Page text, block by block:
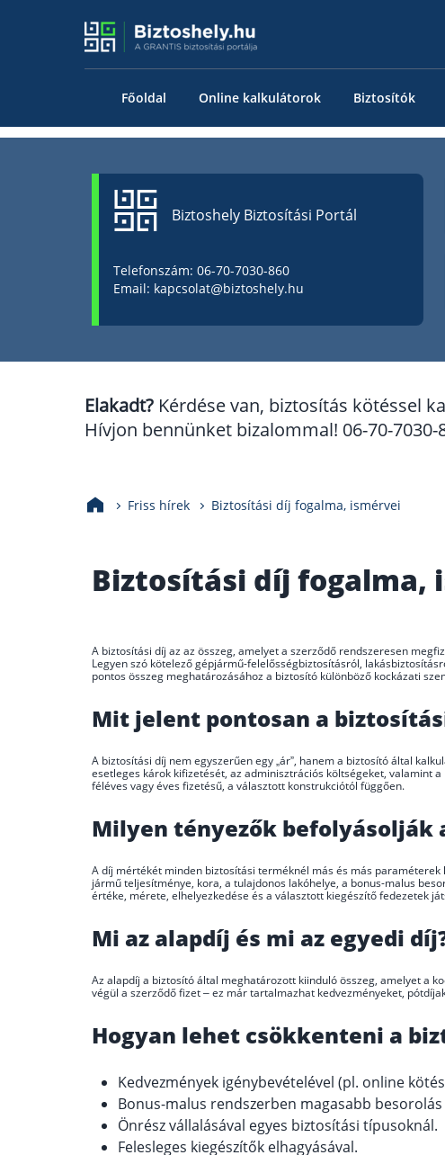
Főoldal Online kalkulátorok Biztosítók
Biztoshely Biztosítási Portál
Telefonszám: 06-70-7030-860
Email: kapcsolat@biztoshely.hu
Elakadt? Kérdése van, biztosítás kötéssel
Hívjon bennünket bizalommal! 06-70-
Friss hírek Biztosítási díj fogalma, ismérvei
Biztosítási díj fogalma,
A biztosítási díj az az összeg, amelyet a szerződő rendszeresen
Legyen szó kötelező gépjármű-felelősségbiztosításról,
pontos összeg meghatározásához a biztosító különböző kockázati
Mit jelent pontosan a
A biztosítási díj nem egyszerűen egy „ár”, hanem a biztosító által
esetleges károk kifizetését, az adminisztrációs költségeket, valamint
féléves vagy éves fizetésű, a választott konstrukciótól függően.
Milyen tényezők befolyásolják
A díj mértékét minden biztosítási terméknél más és más
jármű teljesítménye, kora, a tulajdonos lakóhelye, a bonus-malus
értéke, mérete, elhelyezkedése és a választott kiegészítő fedezetek
Mi az alapdíj és mi az egyedi
Az alapdíj a biztosító által meghatározott kiinduló összeg, amelyet a
végül a szerződő fizet – ez már tartalmazhat kedvezményeket,
Hogyan lehet csökkenteni a
Kedvezmények igénybevételével (pl. online
Bonus-malus rendszerben magasabb besorolás
Önrész vállalásával egyes biztosítási típusoknál.
Felesleges kiegészítők elhagyásával.